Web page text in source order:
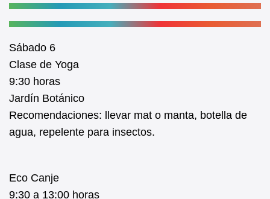
Sábado 6
Clase de Yoga
9:30 horas
Jardín Botánico
Recomendaciones: llevar mat o manta, botella de
agua, repelente para insectos.
Eco Canje
9:30 a 13:00 horas